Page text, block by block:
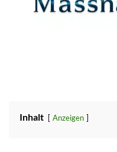
Inhalt Anzeigen